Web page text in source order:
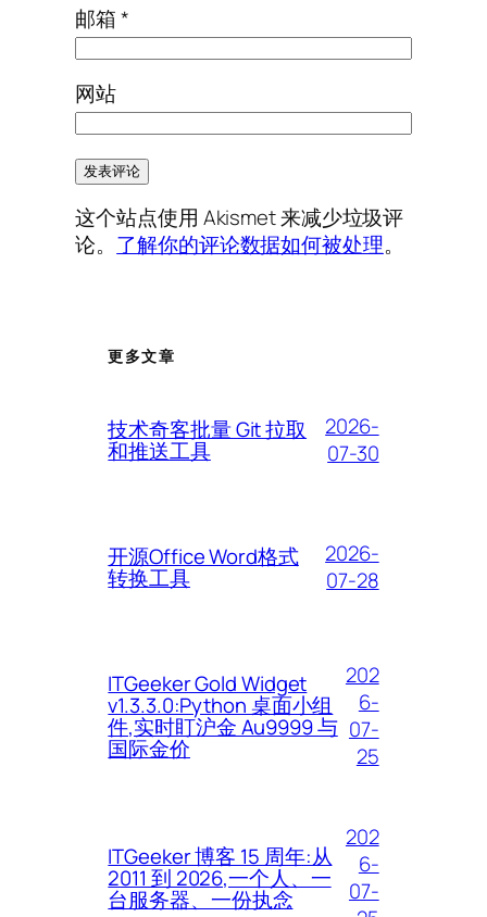
邮箱*
网站
这个站点使用 Akismet 来减少垃圾评
论。 了解你的评论数据如何被处理。
更多文章
技术奇客批量 Git 拉取
和推送工具
2026-
07-30
开源Office Word格式
转换工具
2026-
07-28
ITGeeker Gold Widget
v1.3.3.0:Python 桌面小组
件,实时盯沪金 Au9999 与
国际金价
202
6-
07-
25
ITGeeker 博客 15 周年:从
2011 到 2026,一个人、一
台服务器、一份执念
202
6-
07-